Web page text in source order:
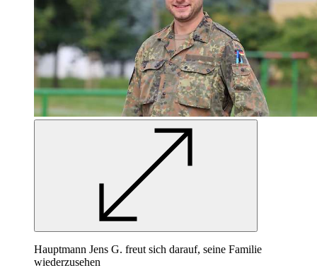
Hauptmann Jens G. freut sich darauf, seine Familie
wiederzusehen